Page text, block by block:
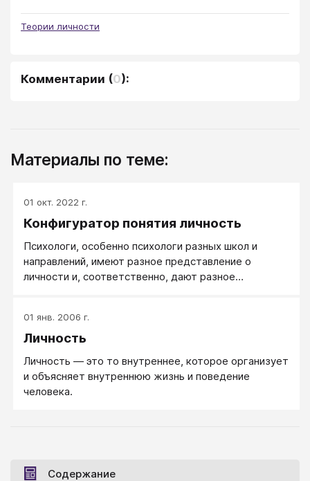
Теории личности
Комментарии (0):
Материалы по теме:
01 окт. 2022 г.
Конфигуратор понятия личность
Психологи, особенно психологи разных школ и
направлений, имеют разное представление о
личности и, соответственно, дают разное
стороны, со своей точки зрения.
01 янв. 2006 г.
Личность
Личность — это то внутреннее, которое организует
и объясняет внутреннюю жизнь и поведение
человека.
Содержание